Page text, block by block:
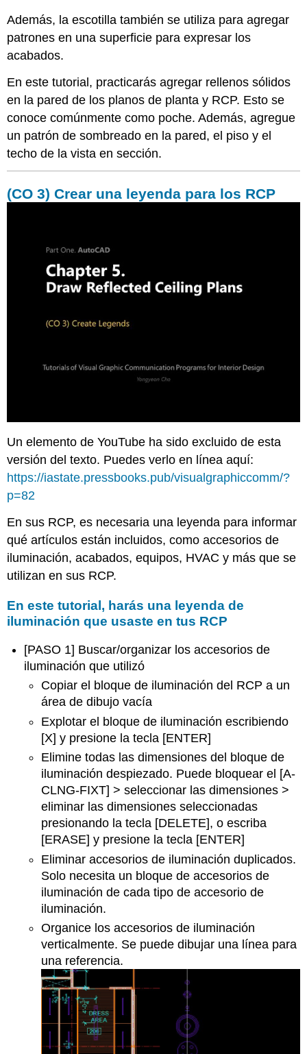
Además, la escotilla también se utiliza para agregar
patrones en una superficie para expresar los
acabados.
En este tutorial, practicarás agregar rellenos sólidos
en la pared de los planos de planta y RCP. Esto se
conoce comúnmente como poche. Además, agregue
un patrón de sombreado en la pared, el piso y el
techo de la vista en sección.
(CO 3) Crear una leyenda para los RCP
Un elemento de YouTube ha sido excluido de esta
versión del texto. Puedes verlo en línea aquí:
https://iastate.pressbooks.pub/visualgraphiccomm/?
p=82
En sus RCP, es necesaria una leyenda para informar
qué artículos están incluidos, como accesorios de
iluminación, acabados, equipos, HVAC y más que se
utilizan en sus RCP.
En este tutorial, harás una leyenda de
iluminación que usaste en tus RCP
[PASO 1] Buscar/organizar los accesorios de
iluminación que utilizó
Copiar el bloque de iluminación del RCP a un
área de dibujo vacía
Explotar el bloque de iluminación escribiendo
[X] y presione la tecla [ENTER]
Elimine todas las dimensiones del bloque de
iluminación despiezado. Puede bloquear el [A-
CLNG-FIXT] > seleccionar las dimensiones >
eliminar las dimensiones seleccionadas
presionando la tecla [DELETE], o escriba
[ERASE] y presione la tecla [ENTER]
Eliminar accesorios de iluminación duplicados.
Solo necesita un bloque de accesorios de
iluminación de cada tipo de accesorio de
iluminación.
Organice los accesorios de iluminación
verticalmente. Se puede dibujar una línea para
una referencia.